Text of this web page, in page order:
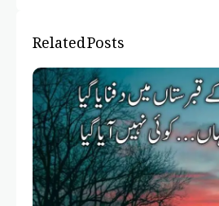
Related Posts